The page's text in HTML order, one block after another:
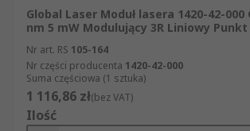
Global Laser Moduł lasera 1420-42-000
nm 5 mW Modulujący 3R Liniowy Punkt
Nr art. RS 105-164
Nr części producenta 1420-42-000
Suma częściowa (1 sztuka)
1 116,86 zł(bez VAT)
Ilość